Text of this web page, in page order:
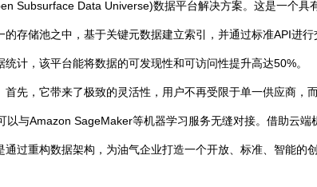
Subsurface Data Universe)数据平台解决方案。这是一个具
存储池之中，基于关键元数据建立索引，并通过标准API进
计，该平台能将数据的可发现性和可访问性提升高达50%。
先，它带来了极致的灵活性，用户不再受限于单一供应商，
与Amazon SageMaker等机器学习服务无缝对接。借助云端
过重构数据架构，为油气企业打造一个开放、标准、智能的创